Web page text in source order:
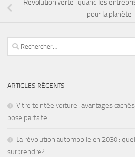
Révolution verte : quand les
pour la planète
ARTICLES RÉCENTS
Vitre teintée voiture : avantages
pose parfaite
La révolution automobile en 2030 :
surprendre?